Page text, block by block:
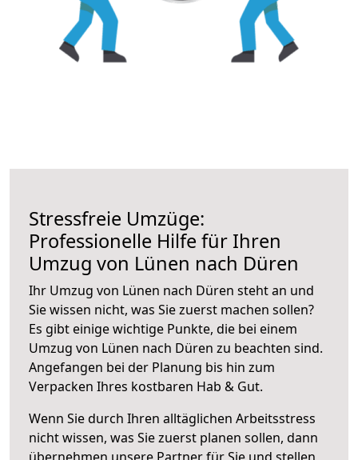
Stressfreie Umzüge:
Professionelle Hilfe für Ihren
Umzug von Lünen nach Düren
Ihr Umzug von Lünen nach Düren steht an und
Sie wissen nicht, was Sie zuerst machen sollen?
Es gibt einige wichtige Punkte, die bei einem
Umzug von Lünen nach Düren zu beachten sind.
Angefangen bei der Planung bis hin zum
Verpacken Ihres kostbaren Hab & Gut.
Wenn Sie durch Ihren alltäglichen Arbeitsstress
nicht wissen, was Sie zuerst planen sollen, dann